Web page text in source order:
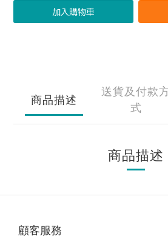
加入購物車
商品描述
送貨及付款
式
商品描述
顧客服務